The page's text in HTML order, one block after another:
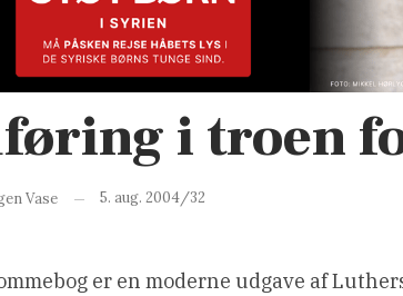
i troen
Vase 5. aug. 2004/32
er en moderne udgave af